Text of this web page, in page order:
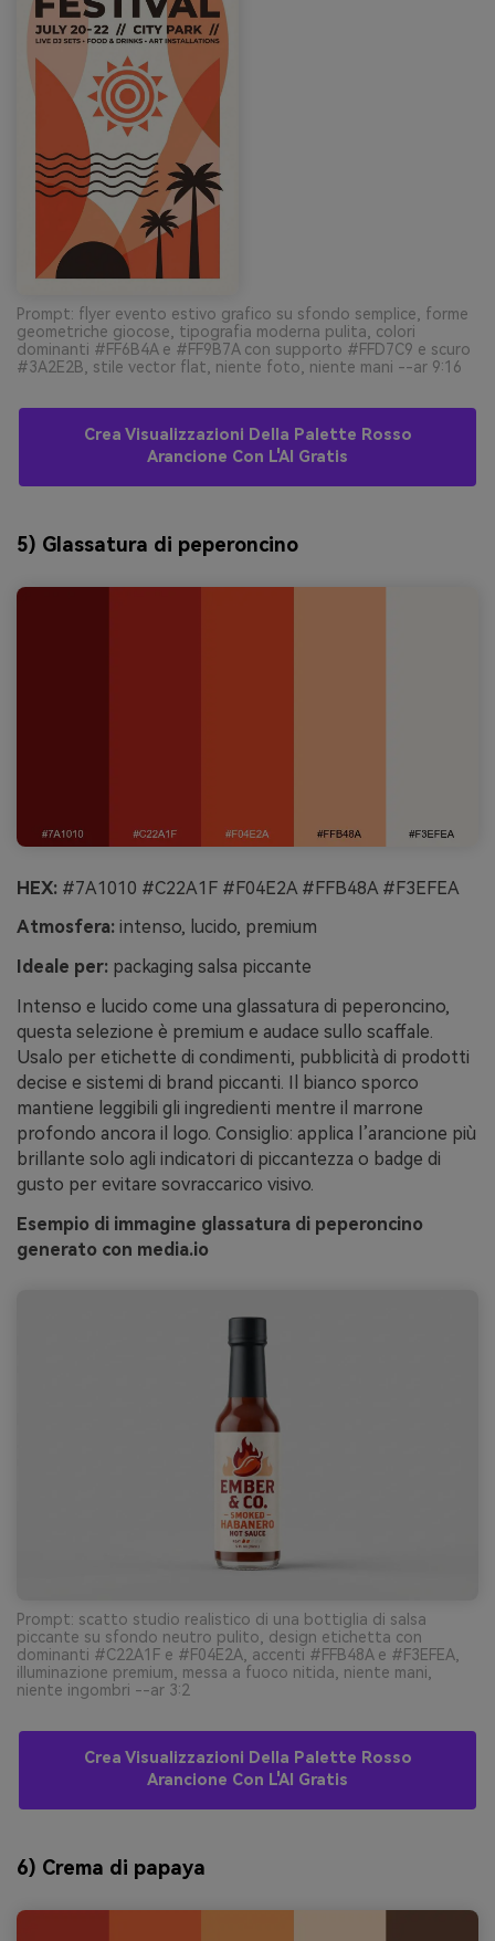
Prompt: flyer evento estivo grafico su sfondo semplice, forme
geometriche giocose, tipografia moderna pulita, colori
dominanti #FF6B4A e #FF9B7A con supporto #FFD7C9 e scuro
#3A2E2B, stile vector flat, niente foto, niente mani --ar 9:16
Crea Visualizzazioni Della Palette Rosso
Arancione Con L'AI Gratis
5) Glassatura di peperoncino
HEX: #7A1010 #C22A1F #F04E2A #FFB48A #F3EFEA
Atmosfera: intenso, lucido, premium
Ideale per: packaging salsa piccante
Intenso e lucido come una glassatura di peperoncino,
questa selezione è premium e audace sullo scaffale.
Usalo per etichette di condimenti, pubblicità di prodotti
decise e sistemi di brand piccanti. Il bianco sporco
mantiene leggibili gli ingredienti mentre il marrone
profondo ancora il logo. Consiglio: applica l’arancione più
brillante solo agli indicatori di piccantezza o badge di
gusto per evitare sovraccarico visivo.
Esempio di immagine glassatura di peperoncino
generato con media.io
Prompt: scatto studio realistico di una bottiglia di salsa
piccante su sfondo neutro pulito, design etichetta con
dominanti #C22A1F e #F04E2A, accenti #FFB48A e #F3EFEA,
illuminazione premium, messa a fuoco nitida, niente mani,
niente ingombri --ar 3:2
Crea Visualizzazioni Della Palette Rosso
Arancione Con L'AI Gratis
6) Crema di papaya